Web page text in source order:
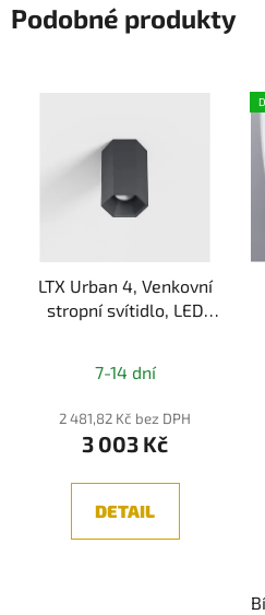
Podobné produkty
LTX Urban 4, Venkovní
stropní svítidlo, LED
7-14 dní
2 481,82 Kč bez DPH
3 003 Kč
DETAIL